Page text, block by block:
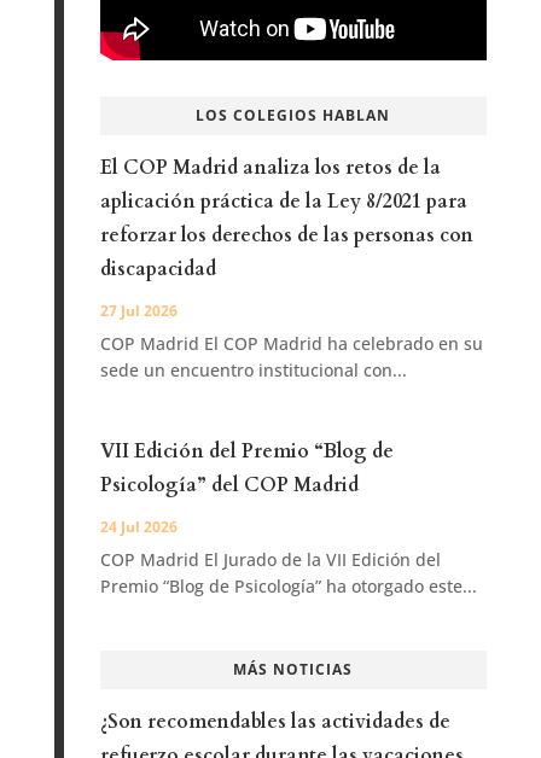
LOS COLEGIOS HABLAN
El COP Madrid analiza los retos de la
aplicación práctica de la Ley 8/2021 para
reforzar los derechos de las personas con
discapacidad
27 Jul 2026
COP Madrid El COP Madrid ha celebrado en su
sede un encuentro institucional con...
VII Edición del Premio “Blog de
Psicología” del COP Madrid
24 Jul 2026
COP Madrid El Jurado de la VII Edición del
Premio “Blog de Psicología” ha otorgado este...
MÁS NOTICIAS
¿Son recomendables las actividades de